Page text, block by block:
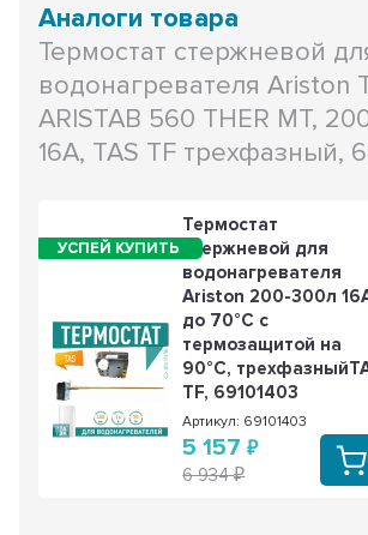
Аналоги товара
Термостат стержневой
водонагревателя Ariston
ARISTAB 560 THER MT,
16А, TAS TF трехфазный,
Термостат
стержневой для
водонагревателя
Ariston 200-300л
до 70°С с
термозащитой на
90°С,
TF, 69101403
Артикул: 69101403
5 157
6 934